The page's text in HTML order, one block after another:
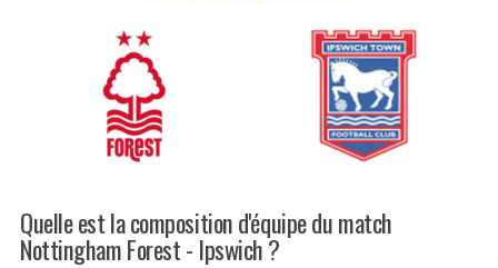
Quelle est la composition d'équipe du match
Nottingham Forest - Ipswich ?